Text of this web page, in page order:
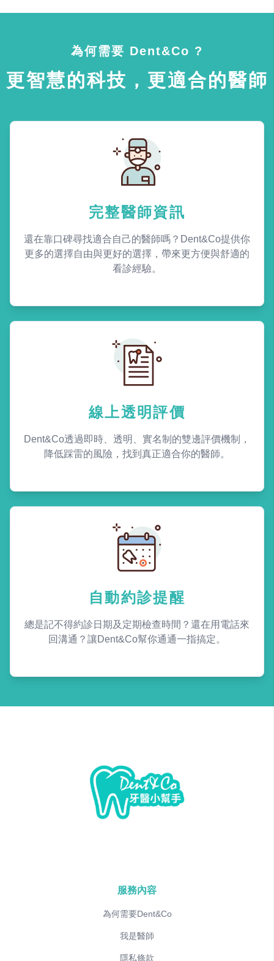
為何需要 Dent&Co ?
更智慧的科技，更適合的醫師
完整醫師資訊
還在靠口碑尋找適合自己的醫師嗎？Dent&Co提供你
更多的選擇自由與更好的選擇，帶來更方便與舒適的
看診經驗。
線上透明評價
Dent&Co透過即時、透明、實名制的雙邊評價機制，
降低踩雷的風險，找到真正適合你的醫師。
自動約診提醒
總是記不得約診日期及定期檢查時間？還在用電話來
回溝通？讓Dent&Co幫你通通一指搞定。
服務內容
為何需要Dent&Co
我是醫師
隱私條款